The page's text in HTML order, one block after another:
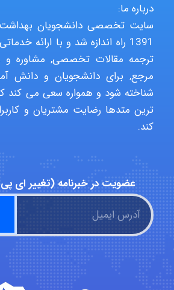
درباره ما:
سایت تخصصی دانشجویان
1391 راه اندازه شد و با ارائه
ترجمه مقالات تخصصی, مشاوره و
مرجع, برای دانشجویان و دانش
شناخته شود و همواره سعی می کند که
ترین متدها رضایت مشتریان و
کند.
عضویت در خبرنامه (تغییر ای